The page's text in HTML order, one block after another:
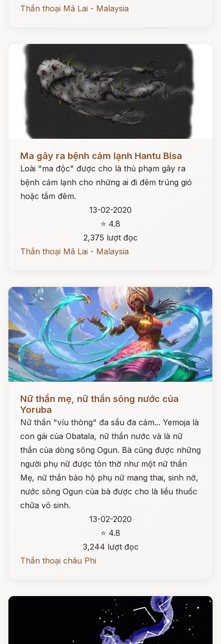
Thần thoại Mã Lai - Malaysia
Ma gây ra bệnh cảm lạnh Hantu Bisa
Loài "ma độc" được cho là thủ phạm gây ra
bệnh cảm lạnh cho những ai đi đêm trúng gió
hoặc tắm đêm.
13-02-2020
⭐ 4.8
2,375 lượt đọc
Thần thoại Mã Lai - Malaysia
Nữ thần mẹ, nữ thần sông nước của
Yoruba
Nữ thần "víu thòng" đa sầu đa cảm... Yemoja là
con gái của Obatala, nữ thần nước và là nữ
thần của dòng sông Ogun. Bà cũng được những
người phụ nữ được tôn thờ như một nữ thần
Mẹ, nữ thần bảo hộ phụ nữ mang thai, sinh nở,
nước sông Ogun của bà được cho là liều thuốc
chữa vô sinh.
13-02-2020
⭐ 4.8
3,244 lượt đọc
Thần thoại châu Phi